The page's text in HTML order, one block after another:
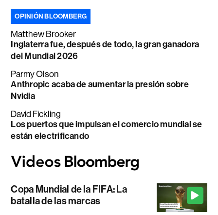
OPINIÓN BLOOMBERG
Matthew Brooker
Inglaterra fue, después de todo, la gran ganadora
del Mundial 2026
Parmy Olson
Anthropic acaba de aumentar la presión sobre
Nvidia
David Fickling
Los puertos que impulsan el comercio mundial se
están electrificando
Copa Mundial de la FIFA: La
batalla de las marcas